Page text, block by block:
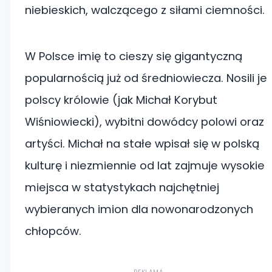
niebieskich, walczącego z siłami ciemności.
W Polsce imię to cieszy się gigantyczną
popularnością już od średniowiecza. Nosili je
polscy królowie (jak Michał Korybut
Wiśniowiecki), wybitni dowódcy polowi oraz
artyści. Michał na stałe wpisał się w polską
kulturę i niezmiennie od lat zajmuje wysokie
miejsca w statystykach najchętniej
wybieranych imion dla nowonarodzonych
chłopców.